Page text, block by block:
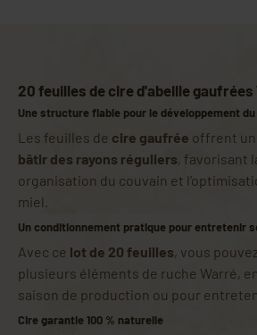
20 feuilles de cire d'abeille
Une structure fiable pour le développement
Les feuilles de cire gaufrée offrent
bâtir des rayons réguliers, favorisant
organisation du couvain et
miel.
Un conditionnement pratique pour entretenir
Avec ce lot de 20 feuilles, vous
plusieurs éléments de ruche Warré,
saison de production ou pour
Cire garantie 100 % naturelle